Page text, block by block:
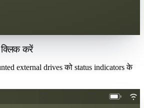
करें
external drives को status indicators के